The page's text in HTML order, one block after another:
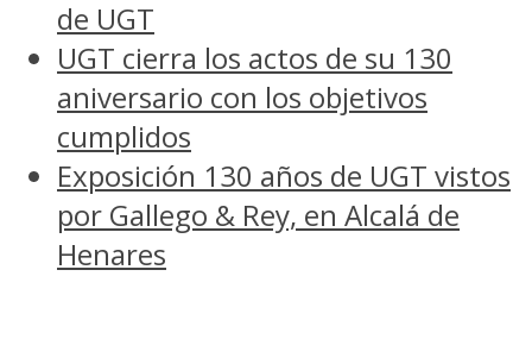
de UGT
UGT cierra los actos de su 130
aniversario con los objetivos
cumplidos
Exposición 130 años de UGT vistos
por Gallego & Rey, en Alcalá de
Henares